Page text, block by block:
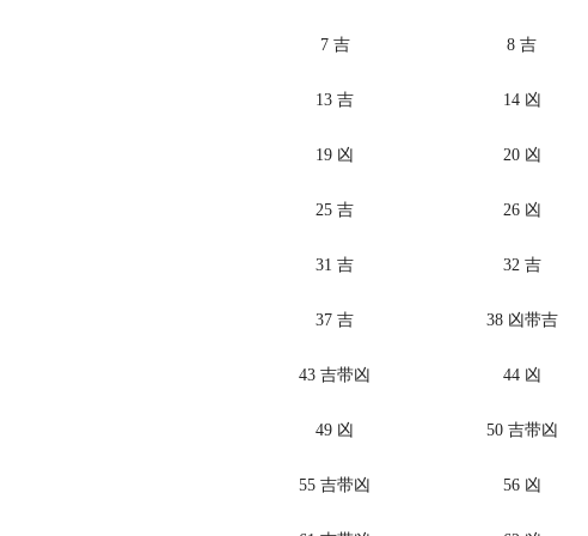
7 吉 8 吉
13 吉 14 凶
19 凶 20 凶
25 吉 26 凶
31 吉 32 吉
37 吉 38 凶带吉
43 吉带凶 44 凶
49 凶 50 吉带凶
55 吉带凶 56 凶